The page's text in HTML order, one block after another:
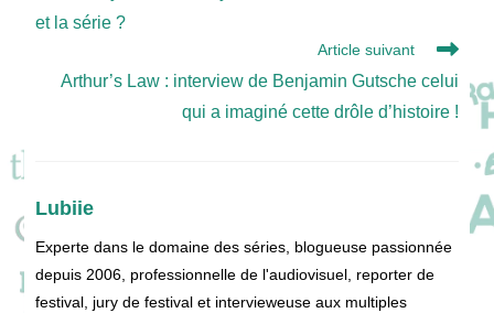
et la série ?
Article suivant
Arthur’s Law : interview de Benjamin Gutsche celui
qui a imaginé cette drôle d’histoire !
Lubiie
Experte dans le domaine des séries, blogueuse passionnée
depuis 2006, professionnelle de l'audiovisuel, reporter de
festival, jury de festival et intervieweuse aux multiples